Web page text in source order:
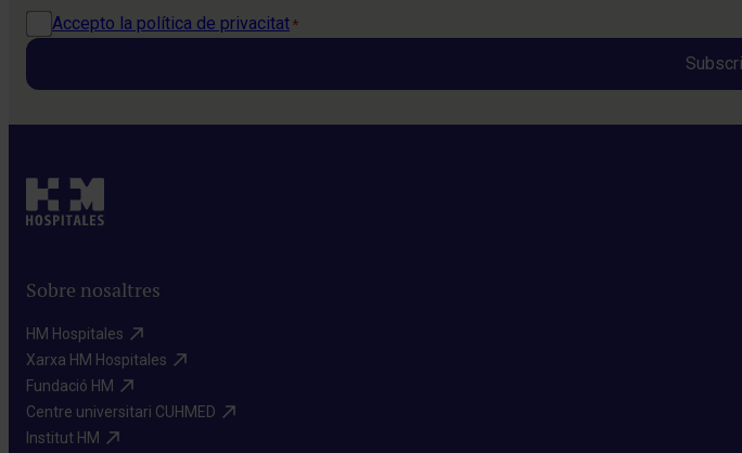
Política de privacitat *
Accepto la política de privacitat *
Sobre nosaltres
HM Hospitales​
Xarxa HM Hospitales​
Fundació HM​
Centre universitari CUHMED​
Institut HM​